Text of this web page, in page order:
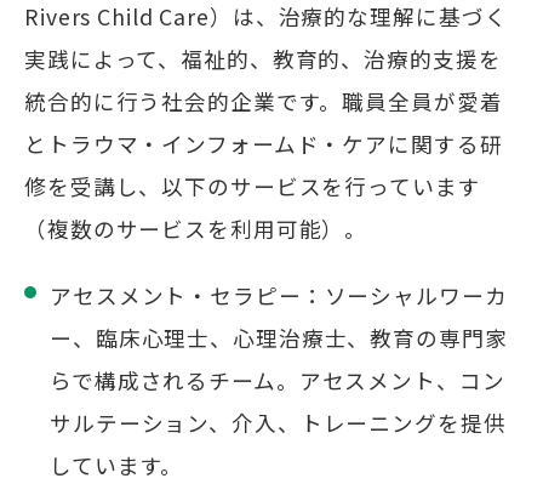
Rivers Child Care）は、治療的な理解に基づく
実践によって、福祉的、教育的、治療的支援を
統合的に行う社会的企業です。職員全員が愛着
とトラウマ・インフォームド・ケアに関する研
修を受講し、以下のサービスを行っています
（複数のサービスを利用可能）。
アセスメント・セラピー：ソーシャルワーカ
ー、臨床心理士、心理治療士、教育の専門家
らで構成されるチーム。アセスメント、コン
サルテーション、介入、トレーニングを提供
しています。